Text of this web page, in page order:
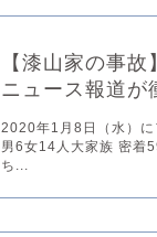
【漆山家の事
ニュース報道が
2020年1月8日（水）に
男6女14人大家族 密着
ち...